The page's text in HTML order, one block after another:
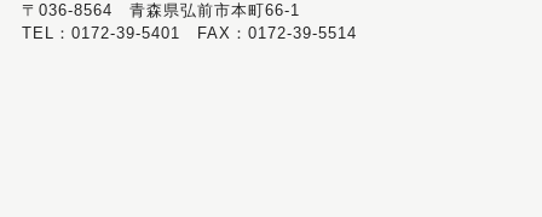
〒036-8564 青森県弘前市本町66-1
TEL：0172-39-5401 FAX：0172-39-5514